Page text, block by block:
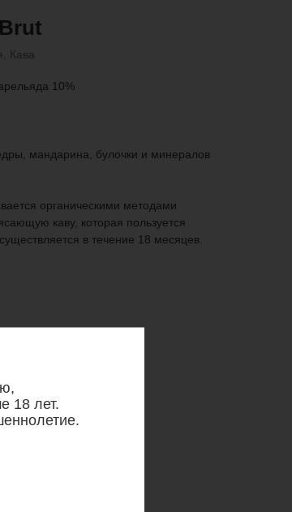
18 лет.
Кава
10%
мандарина, булочки и минералов
органическими методами
каву, которая пользуется
в течение 18 месяцев.